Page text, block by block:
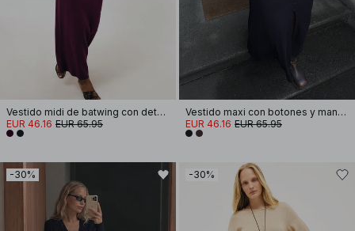
Vestido midi de batwing con detalle de costura
EUR 46.16 EUR 65.95
Vestido maxi con botones y mangas abullonadas
EUR 46.16 EUR 65.95
-30% -30%